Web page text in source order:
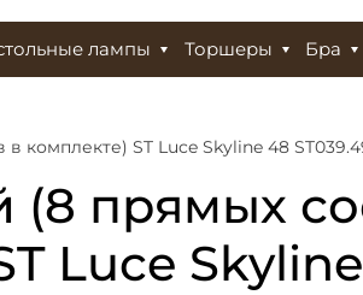
лампы Торшеры Бра
комплекте) ST Luce Skyline 48
прямых
Luce